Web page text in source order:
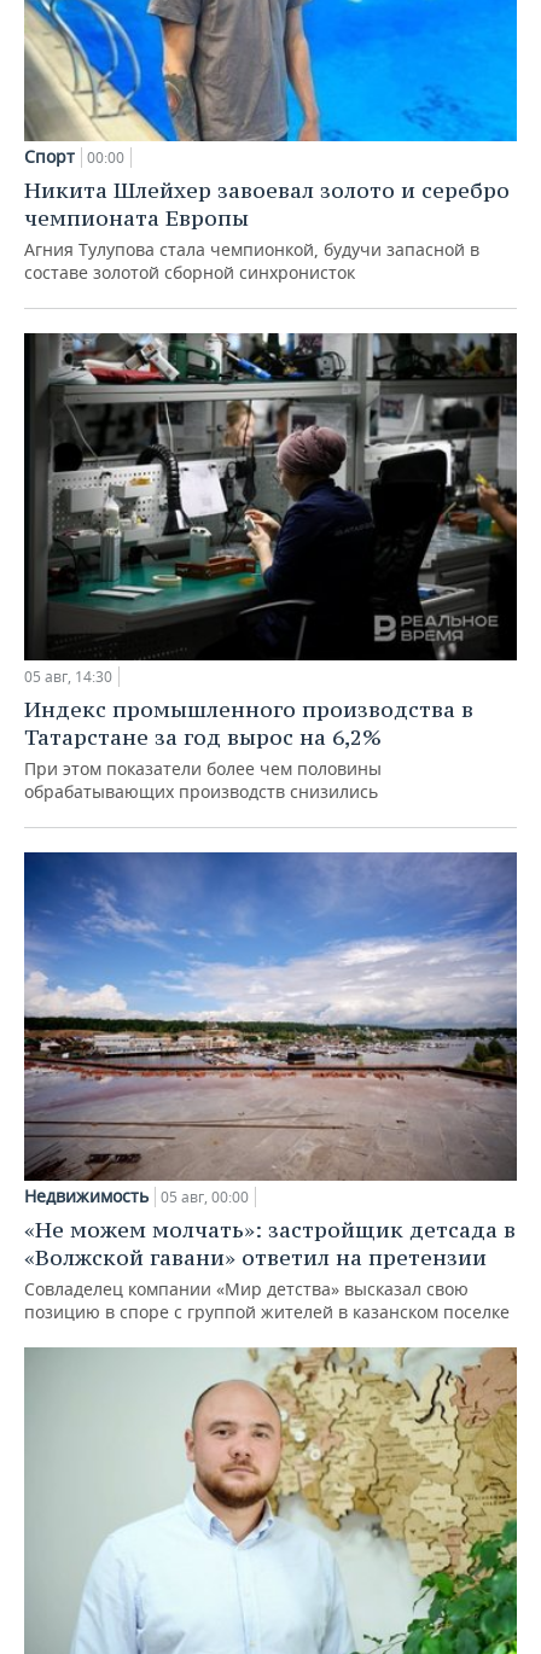
Спорт 00:00
Никита Шлейхер завоевал золото и серебро
чемпионата Европы
Агния Тулупова стала чемпионкой, будучи запасной в
составе золотой сборной синхронисток
05 авг, 14:30
Индекс промышленного производства в
Татарстане за год вырос на 6,2%
При этом показатели более чем половины
обрабатывающих производств снизились
Недвижимость 05 авг, 00:00
«Не можем молчать»: застройщик детсада в
«Волжской гавани» ответил на претензии
Совладелец компании «Мир детства» высказал свою
позицию в споре с группой жителей в казанском поселке